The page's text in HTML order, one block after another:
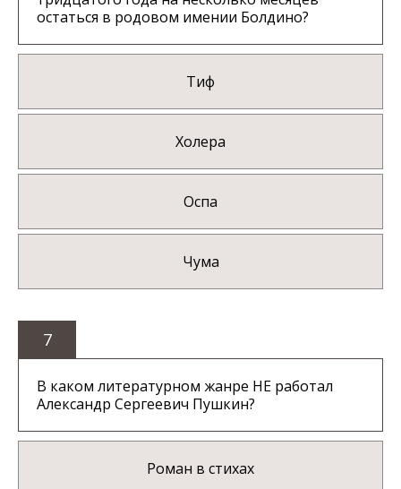
остаться в родовом имении Болдино?
Тиф
Холера
Оспа
Чума
7
В каком литературном жанре НЕ работал
Александр Сергеевич Пушкин?
Роман в стихах